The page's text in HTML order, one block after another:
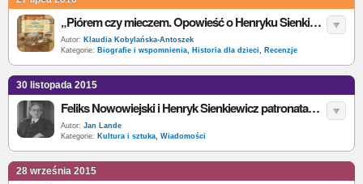
„Piórem czy mieczem. Opowieść o Henryku Sienkiewiczu” – A. Czerwińska-Rydel – recenzja
Autor: Klaudia Kobylańska-Antoszek
Kategorie: Biografie i wspomnienia, Historia dla dzieci, Recenzje
30 listopada 2015
Feliks Nowowiejski i Henryk Sienkiewicz patronatami roku 2016?
Autor: Jan Lande
Kategorie: Kultura i sztuka, Wiadomości
28 września 2015